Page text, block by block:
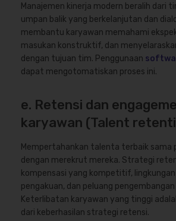
Manajemen kinerja modern beralih dari
umpan balik yang berkelanjutan dan
membantu karyawan memahami
masukan konstruktif, dan
dengan tujuan tim. Penggunaan
dapat mengotomatiskan proses ini.
e. Retensi dan
karyawan (Talent
Mempertahankan talenta terbaik sama
dengan merekrut mereka. Strategi
kompensasi yang kompetitif,
pengakuan, dan peluang pengembangan
Keterlibatan karyawan yang tinggi
dari keberhasilan strategi retensi.